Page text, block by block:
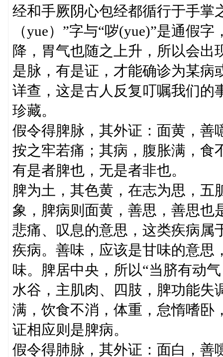
经和手厥阴心包经都循行于手掌
（yue）”字与“哕(yue)”是通假
降，胃气也随之上升，所以会出
是脉，有是证，才能确诊为某病
详查，这是古人反复叮嘱我们的
珍藏。
假令得脾脉，其外证：面黄，善
按之牢若痛；其病，腹胀满，食
有是者脾也，无是者非也。
脾为土，其色黄，在志为思，五
象，脾病则面黄，善思，善思也
悲痛、叹息的意思，这类疾病属
疾病。善味，应该是甘味的意思
味。脾居中央，所以“当脐有动
水谷，主肌肉、四肢，脾功能失
满，饮食不消，体重，怠惰嗜卧
证相应则是脾病。
假令得肺脉，其外证：面白，善